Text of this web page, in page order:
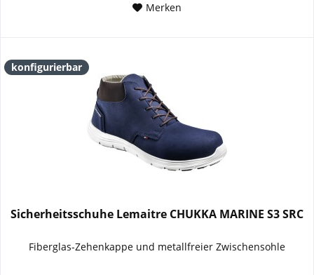
Merken
konfigurierbar
Sicherheitsschuhe Lemaitre CHUKKA MARINE S3 SRC
Fiberglas-Zehenkappe und metallfreier Zwischensohle